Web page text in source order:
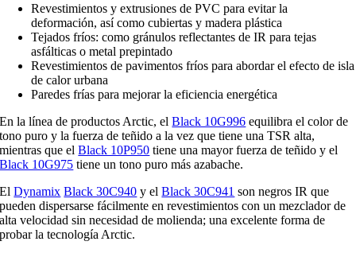
Revestimientos y extrusiones de PVC para evitar la
deformación, así como cubiertas y madera plástica
Tejados fríos: como gránulos reflectantes de IR para tejas
asfálticas o metal prepintado
Revestimientos de pavimentos fríos para abordar el efecto de isla
de calor urbana
Paredes frías para mejorar la eficiencia energética
En la línea de productos Arctic, elBlack 10G996 equilibra el color de
tono puro y la fuerza de teñido a la vez que tiene una TSR alta,
mientras que elBlack 10P950 tiene una mayor fuerza de teñido y el
Black 10G975 tiene un tono puro más azabache.
ElDynamix Black 30C940 y elBlack 30C941 son negros IR que
pueden dispersarse fácilmente en revestimientos con un mezclador de
alta velocidad sin necesidad de molienda; una excelente forma de
probar la tecnología Arctic.